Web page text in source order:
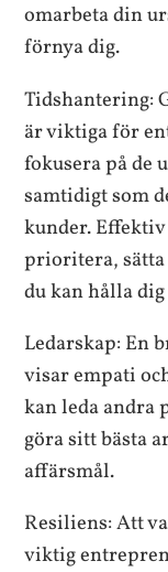
omarbeta din
förnya dig.
Tidshantering:
är viktiga för
fokusera på de
samtidigt som
kunder.
prioritera, sätta
du kan hålla
Ledarskap: En
visar empati
kan leda andra
göra sitt bästa
affärsmål.
Resiliens: Att
viktig